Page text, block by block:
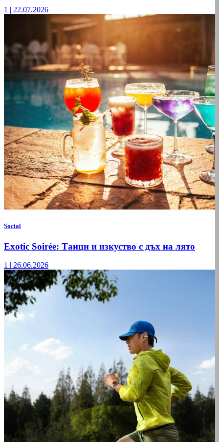
1 | 22.07.2026
Social
Exotic Soirée: Танци и изкуство с дъх на лято
1 | 26.06.2026